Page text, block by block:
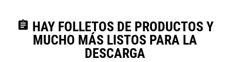
assignment HAY FOLLETOS DE PRODUCTOS Y
MUCHO MÁS LISTOS PARA LA
DESCARGA